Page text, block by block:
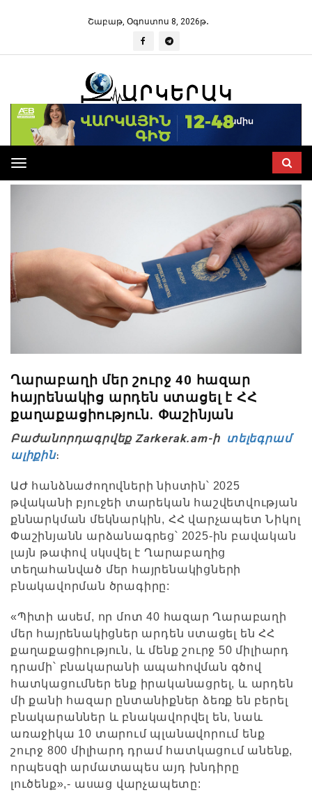
Շաբաթ, Օգոստոս 8, 2026թ․
Toggle
navigation
Ղարաբաղի մեր շուրջ 40 հազար
հայրենակից արդեն ստացել է ՀՀ
քաղաքացիություն. Փաշինյան
Բաժանորդագրվեք Zarkerak.am-ի տելեգրամ
ալիքին։
ԱԺ հանձնաժողովների նիստին՝ 2025
թվականի բյուջեի տարեկան հաշվետվության
քննարկման մեկնարկին, ՀՀ վարչապետ Նիկոլ
Փաշինյանն արձանագրեց՝ 2025-ին բավական
լայն թափով սկսվել է Ղարաբաղից
տեղահանված մեր հայրենակիցների
բնակավորման ծրագիրը:
«Պիտի ասեմ, որ մոտ 40 հազար Ղարաբաղի
մեր հայրենակիցներ արդեն ստացել են ՀՀ
քաղաքացիություն, և մենք շուրջ 50 միլիարդ
դրամի՝ բնակարանի ապահովման գծով
հատկացումներ ենք իրականացրել, և արդեն
մի քանի հազար ընտանիքներ ձեռք են բերել
բնակարաններ և բնակավորվել են, նաև
առաջիկա 10 տարում պլանավորում ենք
շուրջ 800 միլիարդ դրամ հատկացում անենք,
որպեսզի արմատապես այդ խնդիրը
լուծենք»,- ասաց վարչապետը: